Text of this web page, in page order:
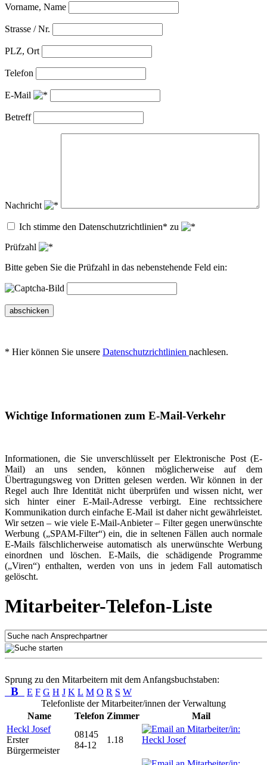
Vorname, Name
Strasse / Nr.
PLZ, Ort
Telefon
E-Mail
Betreff
Nachricht
Ich stimme den Datenschutzrichtlinien* zu
Prüfzahl
Bitte geben Sie die Prüfzahl in das nebenstehende Feld ein:
abschicken
* Hier können Sie unsere Datenschutzrichtlinien nachlesen.
Wichtige Informationen zum E-Mail-Verkehr
Informationen, die Sie unverschlüsselt per Elektronische Post (E-
Mail) an uns senden, können möglicherweise auf dem
Übertragungsweg von Dritten gelesen werden. Wir können in der
Regel auch Ihre Identität nicht überprüfen und wissen nicht, wer
sich hinter einer E-Mail-Adresse verbirgt. Eine rechtssichere
Kommunikation durch einfache E-Mail ist daher nicht gewährleistet.
Wir setzen – wie viele E-Mail-Anbieter – Filter gegen unerwünschte
Werbung („SPAM-Filter“) ein, die in seltenen Fällen auch normale
E-Mails fälschlicherweise automatisch als unerwünschte Werbung
einordnen und löschen. E-Mails, die schädigende Programme
(„Viren“) enthalten, werden von uns in jedem Fall automatisch
gelöscht.
Mitarbeiter-Telefon-Liste
Sprung zu den Mitarbeitern mit dem Anfangsbuchstaben:
B E F G H J K L M O R S W
Telefonliste der Mitarbeiter/innen der Verwaltung
Name
Telefon Zimmer
Mail
Heckl Josef
Erster
Bürgermeister
08145
84-12
1.18